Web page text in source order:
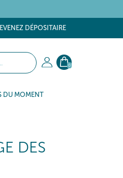
DÉPOSITAIRE
0
DU MOMENT
DES